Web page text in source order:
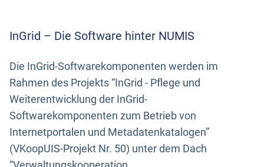
InGrid – Die Software hinter NUMIS
Die InGrid-Softwarekomponenten werden im
Rahmen des Projekts “InGrid - Pflege und
Weiterentwicklung der InGrid-
Softwarekomponenten zum Betrieb von
Internetportalen und Metadatenkatalogen”
(VKoopUIS-Projekt Nr. 50) unter dem Dach